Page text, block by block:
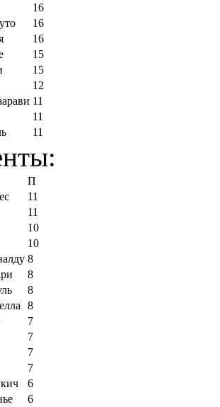
16
16
16
15
15
12
11
11
11
П
11
11
10
10
8
8
8
8
7
7
7
7
6
6